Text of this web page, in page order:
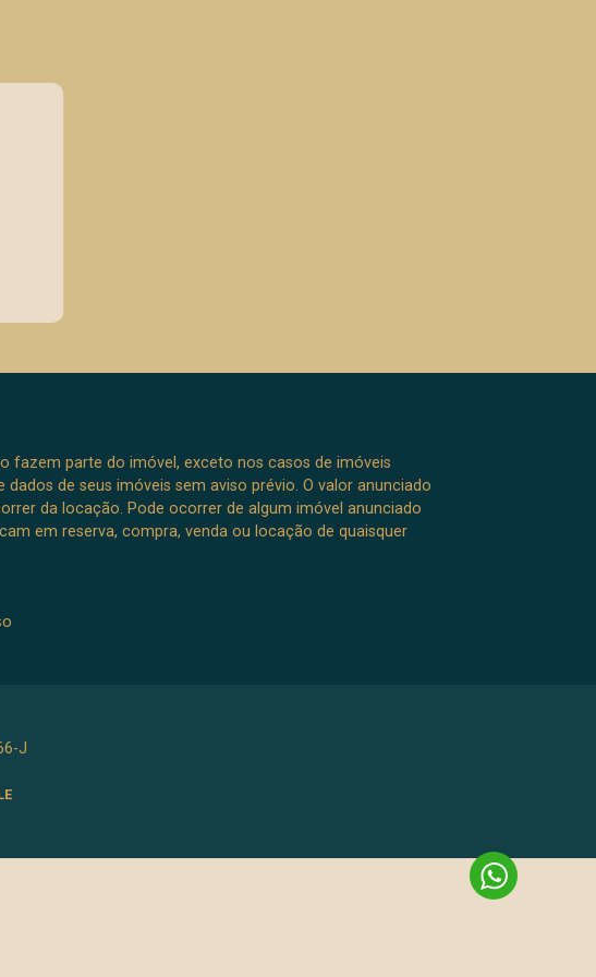
fazem parte do imóvel, exceto nos casos de imóveis
de seus imóveis sem aviso prévio. O valor anunciado
da locação. Pode ocorrer de algum imóvel anunciado
em reserva, compra, venda ou locação de quaisquer
J